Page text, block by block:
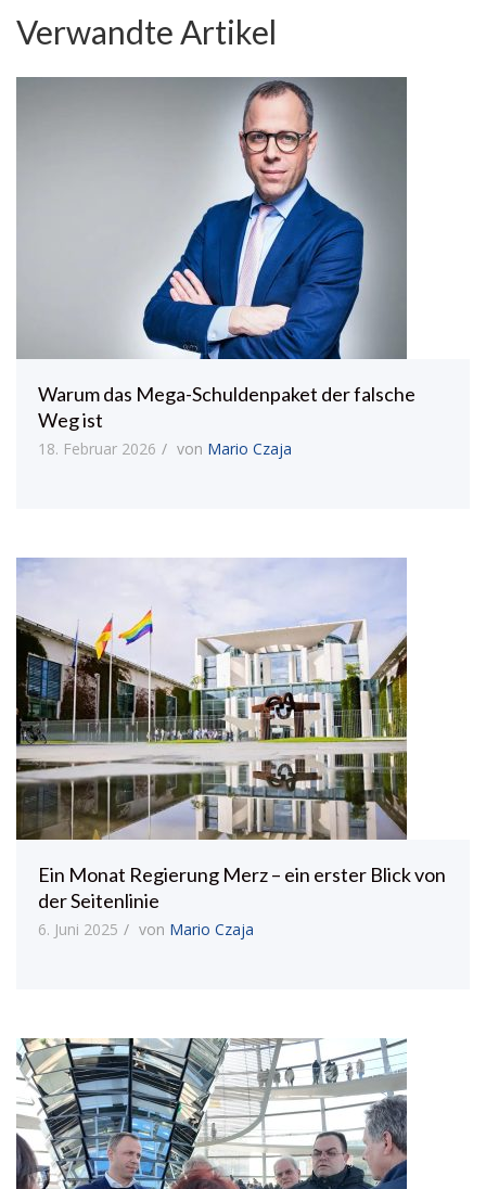
Verwandte Artikel
Warum das Mega-Schuldenpaket der falsche
Weg ist
18. Februar 2026 von Mario Czaja
Ein Monat Regierung Merz – ein erster Blick von
der Seitenlinie
6. Juni 2025 von Mario Czaja